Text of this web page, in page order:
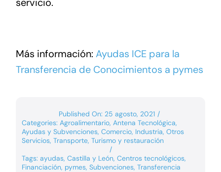
Más información: Ayudas ICE para la
Transferencia de Conocimientos a pymes
Published On: 25 agosto, 2021 /
Categories: Agroalimentario, Antena Tecnológica,
Ayudas y Subvenciones, Comercio, Industria, Otros
Servicios, Transporte, Turismo y restauración
/
Tags: ayudas, Castilla y León, Centros tecnológicos,
Financiación, pymes, Subvenciones, Transferencia